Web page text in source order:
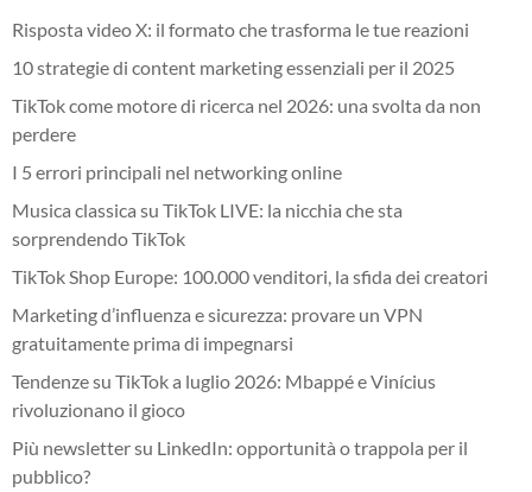
Risposta video X: il formato che trasforma le tue reazioni
10 strategie di content marketing essenziali per il 2025
TikTok come motore di ricerca nel 2026: una svolta da non
perdere
I 5 errori principali nel networking online
Musica classica su TikTok LIVE: la nicchia che sta
sorprendendo TikTok
TikTok Shop Europe: 100.000 venditori, la sfida dei creatori
Marketing d’influenza e sicurezza: provare un VPN
gratuitamente prima di impegnarsi
Tendenze su TikTok a luglio 2026: Mbappé e Vinícius
rivoluzionano il gioco
Più newsletter su LinkedIn: opportunità o trappola per il
pubblico?